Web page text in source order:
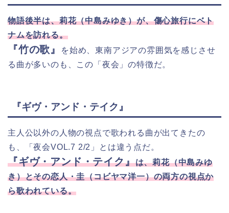
物語後半は、莉花（中島みゆき）が、傷心旅行にベト
ナムを訪れる。
『竹の歌』
を始め、東南アジアの雰囲気を感じさせ
る曲が多いのも、この「夜会」の特徴だ。
『ギヴ・アンド・テイク』
主人公以外の人物の視点で歌われる曲が出てきたの
も、「夜会VOL.7 2/2」とは違う点だ。
『ギヴ・アンド・テイク』は、莉花（中島みゆ
き）とその恋人・圭（コビヤマ洋一）の両方の視点か
ら歌われている。